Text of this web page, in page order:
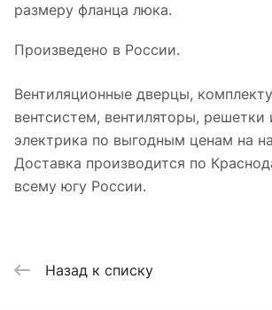
размеру фланца люка.
Произведено в России.
Вентиляционные дверцы,
вентсистем, вентиляторы, решетки
электрика по выгодным ценам на
Доставка производится по
всему югу России.
Назад к списку